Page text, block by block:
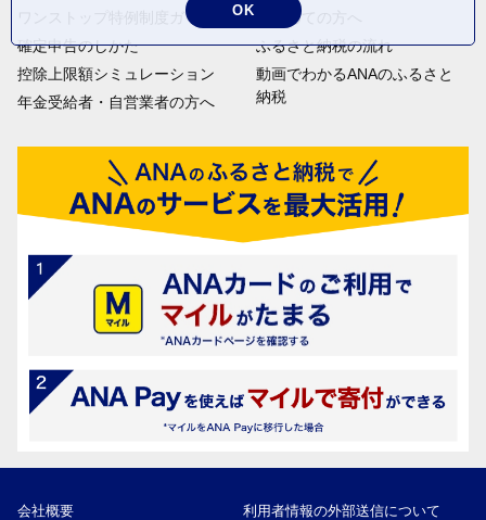
ワンストップ特例制度ガイド
確定申告のしかた
控除上限額シミュレーション
年金受給者・自営業者の方へ
はじめての方へ
ふるさと納税の流れ
動画でわかるANAのふるさと
納税
会社概要 利用者情報の外部送信について
OK